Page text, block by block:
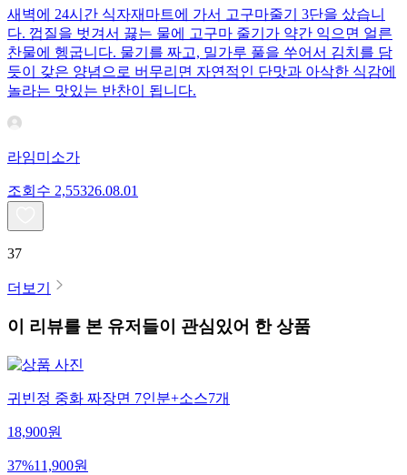
새벽에 24시간 식자재마트에 가서 고구마줄기 3단을 샀습니
다. 껍질을 벗겨서 끓는 물에 고구마 줄기가 약간 익으면 얼른
찬물에 헹굽니다. 물기를 짜고, 밀가루 풀을 쑤어서 김치를 담
듯이 갖은 양념으로 버무리면 자연적인 단맛과 아삭한 식감에
놀라는 맛있는 반찬이 됩니다.
라임미소가
조회수 2,55326.08.01
37
더보기
이 리뷰를 본 유저들이 관심있어 한 상품
귀빈정 중화 짜장면 7인분+소스7개
18,900원
37%11,900원